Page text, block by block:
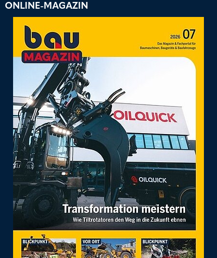
ONLINE-MAGAZIN